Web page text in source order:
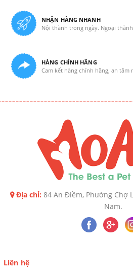
NHẬN HÀNG NHANH
Nội thành trong ngày. Ngoại
HÀNG CHÍNH HÃNG
Cam kết hàng chính hãng, an tâm
Địa chỉ: 84 An Điềm, Phường Chợ
Nam.
Liên hệ